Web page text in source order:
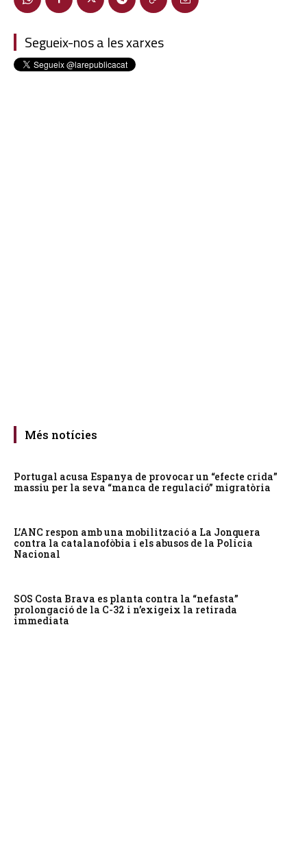
Segueix-nos a les xarxes
Més notícies
Portugal acusa Espanya de provocar un “efecte crida”
massiu per la seva “manca de regulació” migratòria
L’ANC respon amb una mobilització a La Jonquera
contra la catalanofòbia i els abusos de la Policia
Nacional
SOS Costa Brava es planta contra la “nefasta”
prolongació de la C-32 i n’exigeix la retirada
immediata